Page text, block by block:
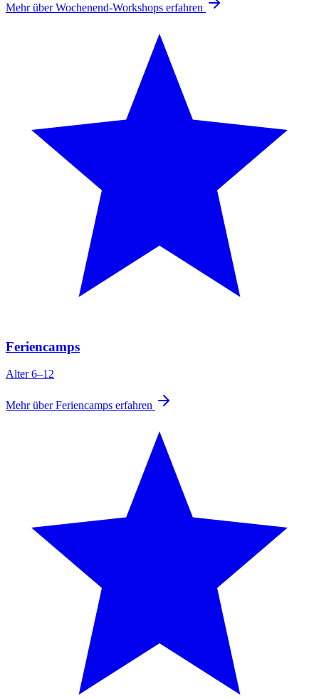
Mehr über Wochenend-Workshops erfahren
Feriencamps
Alter 6–12
Mehr über Feriencamps erfahren